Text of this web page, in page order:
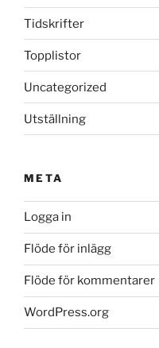
Tidskrifter
Topplistor
Uncategorized
Utställning
META
Logga in
Flöde för inlägg
Flöde för kommentarer
WordPress.org